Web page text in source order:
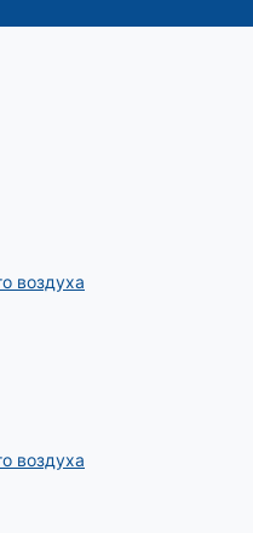
воздуха
воздуха